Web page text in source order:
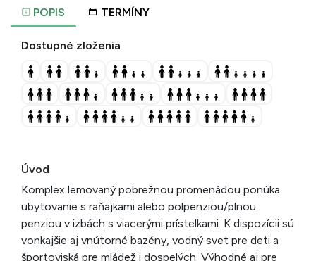
POPIS TERMÍNY
Dostupné zloženia
Úvod
Komplex lemovaný pobrežnou promenádou ponúka
ubytovanie s raňajkami alebo polpenziou/plnou
penziou v izbách s viacerými prístelkami. K dispozícii sú
vonkajšie aj vnútorné bazény, vodný svet pre deti a
športoviská pre mládež i dospelých. Výhodné aj pre